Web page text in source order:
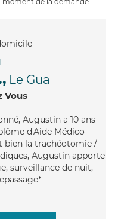
Le Gua
Vous
Augustin a 10 ans
d'Aide Médico-
bien la trachéotomie /
Augustin apporte
surveillance de nuit,